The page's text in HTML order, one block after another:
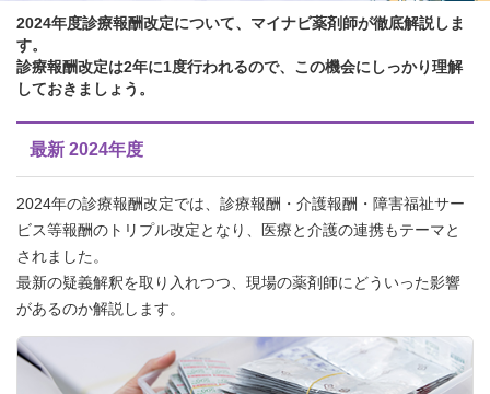
2024年度診療報酬改定について、マイナビ薬剤師が徹底解説しま
す。
診療報酬改定は2年に1度行われるので、この機会にしっかり理解
しておきましょう。
最新 2024年度
2024年の診療報酬改定では、診療報酬・介護報酬・障害福祉サー
ビス等報酬のトリプル改定となり、医療と介護の連携もテーマと
されました。
最新の疑義解釈を取り入れつつ、現場の薬剤師にどういった影響
があるのか解説します。